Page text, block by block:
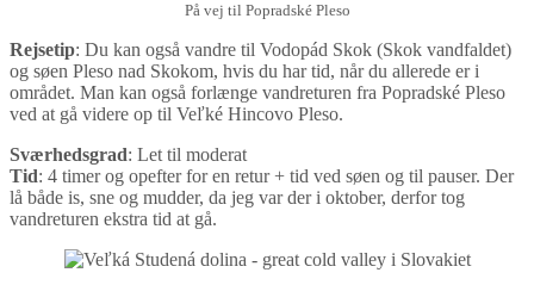
På vej til Popradské Pleso
Rejsetip: Du kan også vandre til Vodopád Skok (Skok vandfaldet)
og søen Pleso nad Skokom, hvis du har tid, når du allerede er i
området. Man kan også forlænge vandreturen fra Popradské Pleso
ved at gå videre op til Veľké Hincovo Pleso.
Sværhedsgrad: Let til moderat
Tid: 4 timer og opefter for en retur + tid ved søen og til pauser. Der
lå både is, sne og mudder, da jeg var der i oktober, derfor tog
vandreturen ekstra tid at gå.